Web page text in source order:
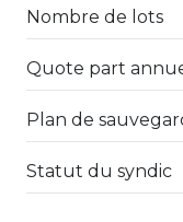
réserve
cuisine
salon/sejour
WC
Nombre de lots
Quote part
Plan de
Statut du syndic